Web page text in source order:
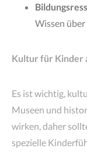
Wissen
Kultur für Kinder
Es ist wichtig,
Museen und
wirken, daher
spezielle